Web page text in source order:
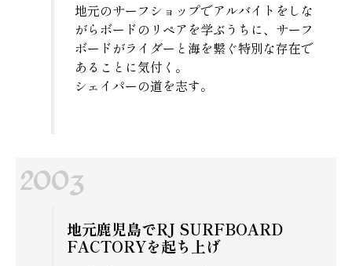
地元のサーフショップでアルバイトをしな
がらボードのリペアを学ぶうちに、サーフ
ボードがライダーと海を繋ぐ特別な存在で
あることに気付く。
シェイパーの道を志す。
地元鹿児島でRJ SURFBOARD
FACTORYを起ち上げ